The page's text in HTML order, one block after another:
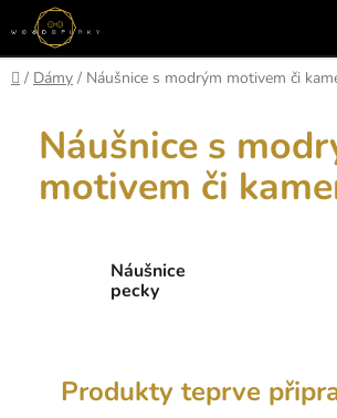
Přejít
na
obsah
Domů
/ Dámy / Náušnice s modrým motivem či
Náušnice s
motivem či
Náušnice
pecky
Produkty teprve